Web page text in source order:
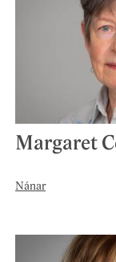
Margaret
Nánar